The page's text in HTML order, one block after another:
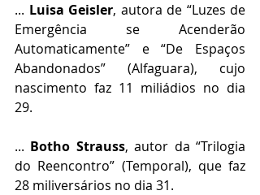
... Luisa Geisler, autora de “Luzes de
Emergência se Acenderão
Automaticamente” e “De Espaços
Abandonados” (Alfaguara), cujo
nascimento faz 11 miliádios no dia
29.
... Botho Strauss, autor da “Trilogia
do Reencontro” (Temporal), que faz
28 miliversários no dia 31.